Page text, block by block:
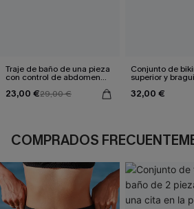
Traje de baño de una pieza
con control de abdomen
23,00 €29,00 €
Conjunto de
superior y
reversible de
marrón
32,00 €
COMPRADOS